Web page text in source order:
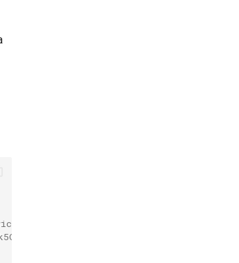
aws4_request